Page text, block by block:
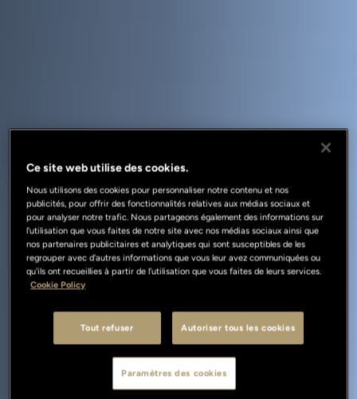
Ce site web utilise des cookies.
Nous utilisons des cookies pour personnaliser notre contenu et nos
publicités, pour offrir des fonctionnalités relatives aux médias sociaux et
pour analyser notre trafic. Nous partageons également des informations sur
l'utilisation que vous faites de notre site avec nos médias sociaux ainsi que
nos partenaires publicitaires et analytiques qui sont susceptibles de les
regrouper avec d'autres informations que vous leur avez communiquées ou
qu'ils ont recueillies à partir de l'utilisation que vous faites de leurs services.
Cookie Policy
Tout refuser Autoriser tous les cookies
Paramètres des cookies